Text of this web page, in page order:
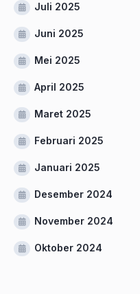
Juli 2025
Juni 2025
Mei 2025
April 2025
Maret 2025
Februari 2025
Januari 2025
Desember 2024
November 2024
Oktober 2024